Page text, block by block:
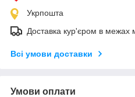
Укрпошта
Доставка кур'єром в межах
Всі умови доставки
Умови оплати